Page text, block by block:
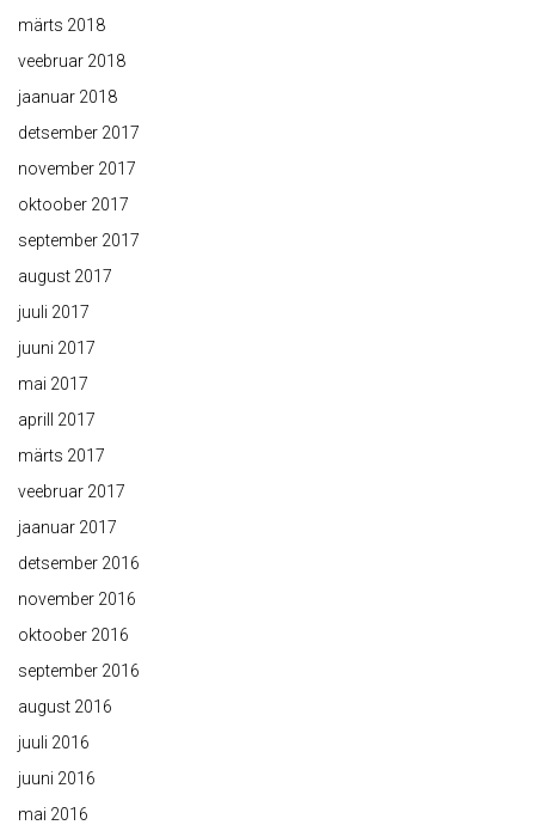
märts 2018
veebruar 2018
jaanuar 2018
detsember 2017
november 2017
oktoober 2017
september 2017
august 2017
juuli 2017
juuni 2017
mai 2017
aprill 2017
märts 2017
veebruar 2017
jaanuar 2017
detsember 2016
november 2016
oktoober 2016
september 2016
august 2016
juuli 2016
juuni 2016
mai 2016